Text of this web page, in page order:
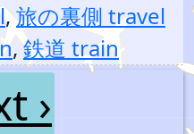
, 旅の裏側 travel
, 鉄道 train
›